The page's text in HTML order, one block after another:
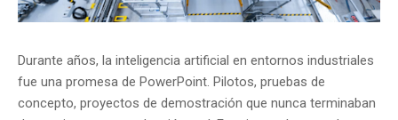
Durante años, la inteligencia artificial en entornos industriales
fue una promesa de PowerPoint. Pilotos, pruebas de
concepto, proyectos de demostración que nunca terminaban